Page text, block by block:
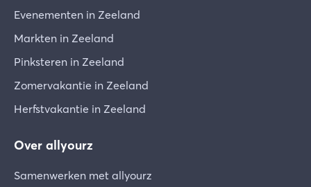
Evenementen in Zeeland
Markten in Zeeland
Pinksteren in Zeeland
Zomervakantie in Zeeland
Herfstvakantie in Zeeland
Over allyourz
Samenwerken met allyourz